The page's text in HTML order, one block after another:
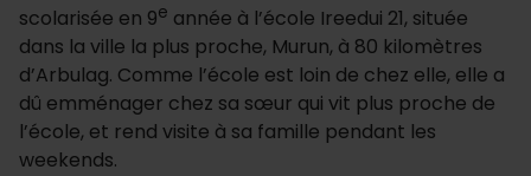
scolarisée en 9e année à l’école Ireedui 21, située
dans la ville la plus proche, Murun, à 80 kilomètres
d’Arbulag. Comme l’école est loin de chez elle, elle a
dû emménager chez sa sœur qui vit plus proche de
l’école, et rend visite à sa famille pendant les
weekends.